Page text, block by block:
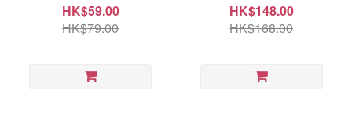
HK$59.00
HK$79.00
HK$148.00
HK$168.00